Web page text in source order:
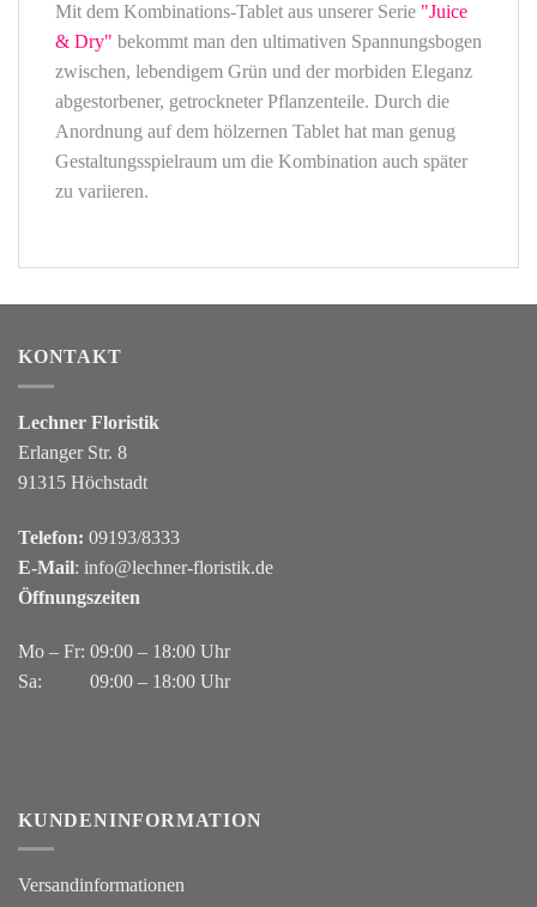
Mit dem Kombinations-Tablet aus unserer Serie "Juice
& Dry" bekommt man den ultimativen Spannungsbogen
zwischen, lebendigem Grün und der morbiden Eleganz
abgestorbener, getrockneter Pflanzenteile. Durch die
Anordnung auf dem hölzernen Tablet hat man genug
Gestaltungsspielraum um die Kombination auch später
zu variieren.
KONTAKT
Lechner Floristik
Erlanger Str. 8
91315 Höchstadt
Telefon: 09193/8333
E-Mail: info@lechner-floristik.de
Öffnungszeiten
Mo – Fr: 09:00 – 18:00 Uhr
Sa: 09:00 – 18:00 Uhr
KUNDENINFORMATION
Versandinformationen